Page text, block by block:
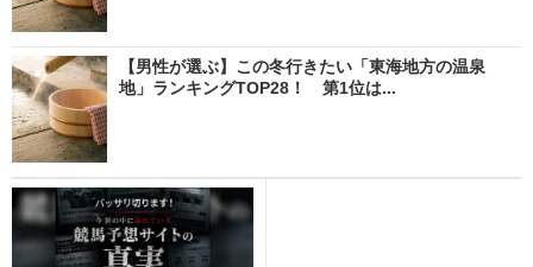
【男性が選ぶ】この冬行きたい「東海地方の温泉
地」ランキングTOP28！ 第1位は...